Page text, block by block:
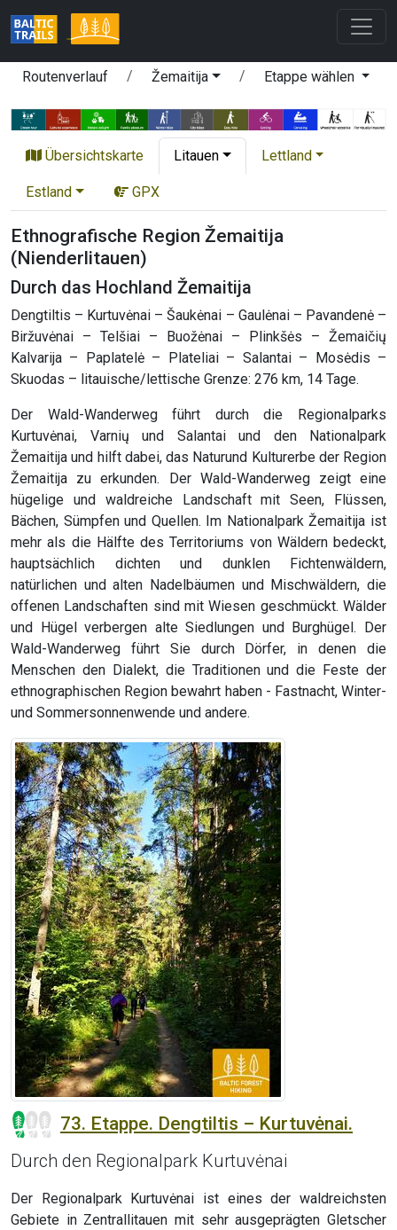
Routenverlauf Žemaitija Etappe wählen
Übersichtskarte Litauen Lettland
Estland GPX
Ethnografische Region Žemaitija
(Nienderlitauen)
Durch das Hochland Žemaitija
Dengtiltis – Kurtuvėnai – Šaukėnai – Gaulėnai – Pavandenė –
Biržuvėnai – Telšiai – Buožėnai – Plinkšės – Žemaičių
Kalvarija – Paplatelė – Plateliai – Salantai – Mosėdis –
Skuodas – litauische/lettische Grenze: 276 km, 14 Tage.
Der Wald-Wanderweg führt durch die Regionalparks
Kurtuvėnai, Varnių und Salantai und den Nationalpark
Žemaitija und hilft dabei, das Naturund Kulturerbe der Region
Žemaitija zu erkunden. Der Wald-Wanderweg zeigt eine
hügelige und waldreiche Landschaft mit Seen, Flüssen,
Bächen, Sümpfen und Quellen. Im Nationalpark Žemaitija ist
mehr als die Hälfte des Territoriums von Wäldern bedeckt,
hauptsächlich dichten und dunklen Fichtenwäldern,
natürlichen und alten Nadelbäumen und Mischwäldern, die
offenen Landschaften sind mit Wiesen geschmückt. Wälder
und Hügel verbergen alte Siedlungen und Burghügel. Der
Wald-Wanderweg führt Sie durch Dörfer, in denen die
Menschen den Dialekt, die Traditionen und die Feste der
ethnographischen Region bewahrt haben - Fastnacht, Winter-
und Sommersonnenwende und andere.
73. Etappe. Dengtiltis – Kurtuvėnai.
Durch den Regionalpark Kurtuvėnai
Der Regionalpark Kurtuvėnai ist eines der waldreichsten
Gebiete in Zentrallitauen mit sehr ausgeprägten Gletscher